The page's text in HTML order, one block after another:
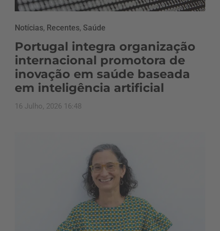
Notícias, Recentes, Saúde
Portugal integra organização
internacional promotora de
inovação em saúde baseada
em inteligência artificial
16 Julho, 2026 16:48